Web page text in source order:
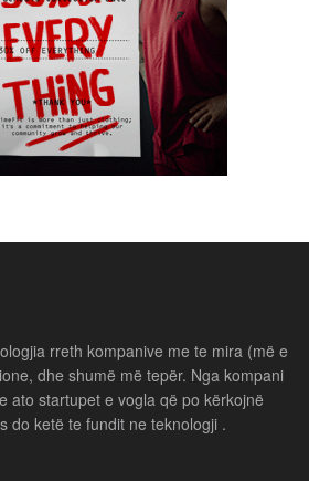
rreth kompanive me te mira (më e
dhe shumë më tepër. Nga kompani
ato startupet e vogla që po kërkojnë
do ketë te fundit ne teknologji .